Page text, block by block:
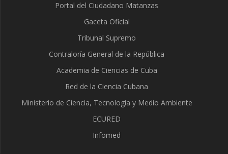
Portal del Ciudadano Matanzas
Gaceta Oficial
Tribunal Supremo
Contraloría General de la República
Academia de Ciencias de Cuba
Red de la Ciencia Cubana
Ministerio de Ciencia, Tecnología y Medio Ambiente
ECURED
Infomed